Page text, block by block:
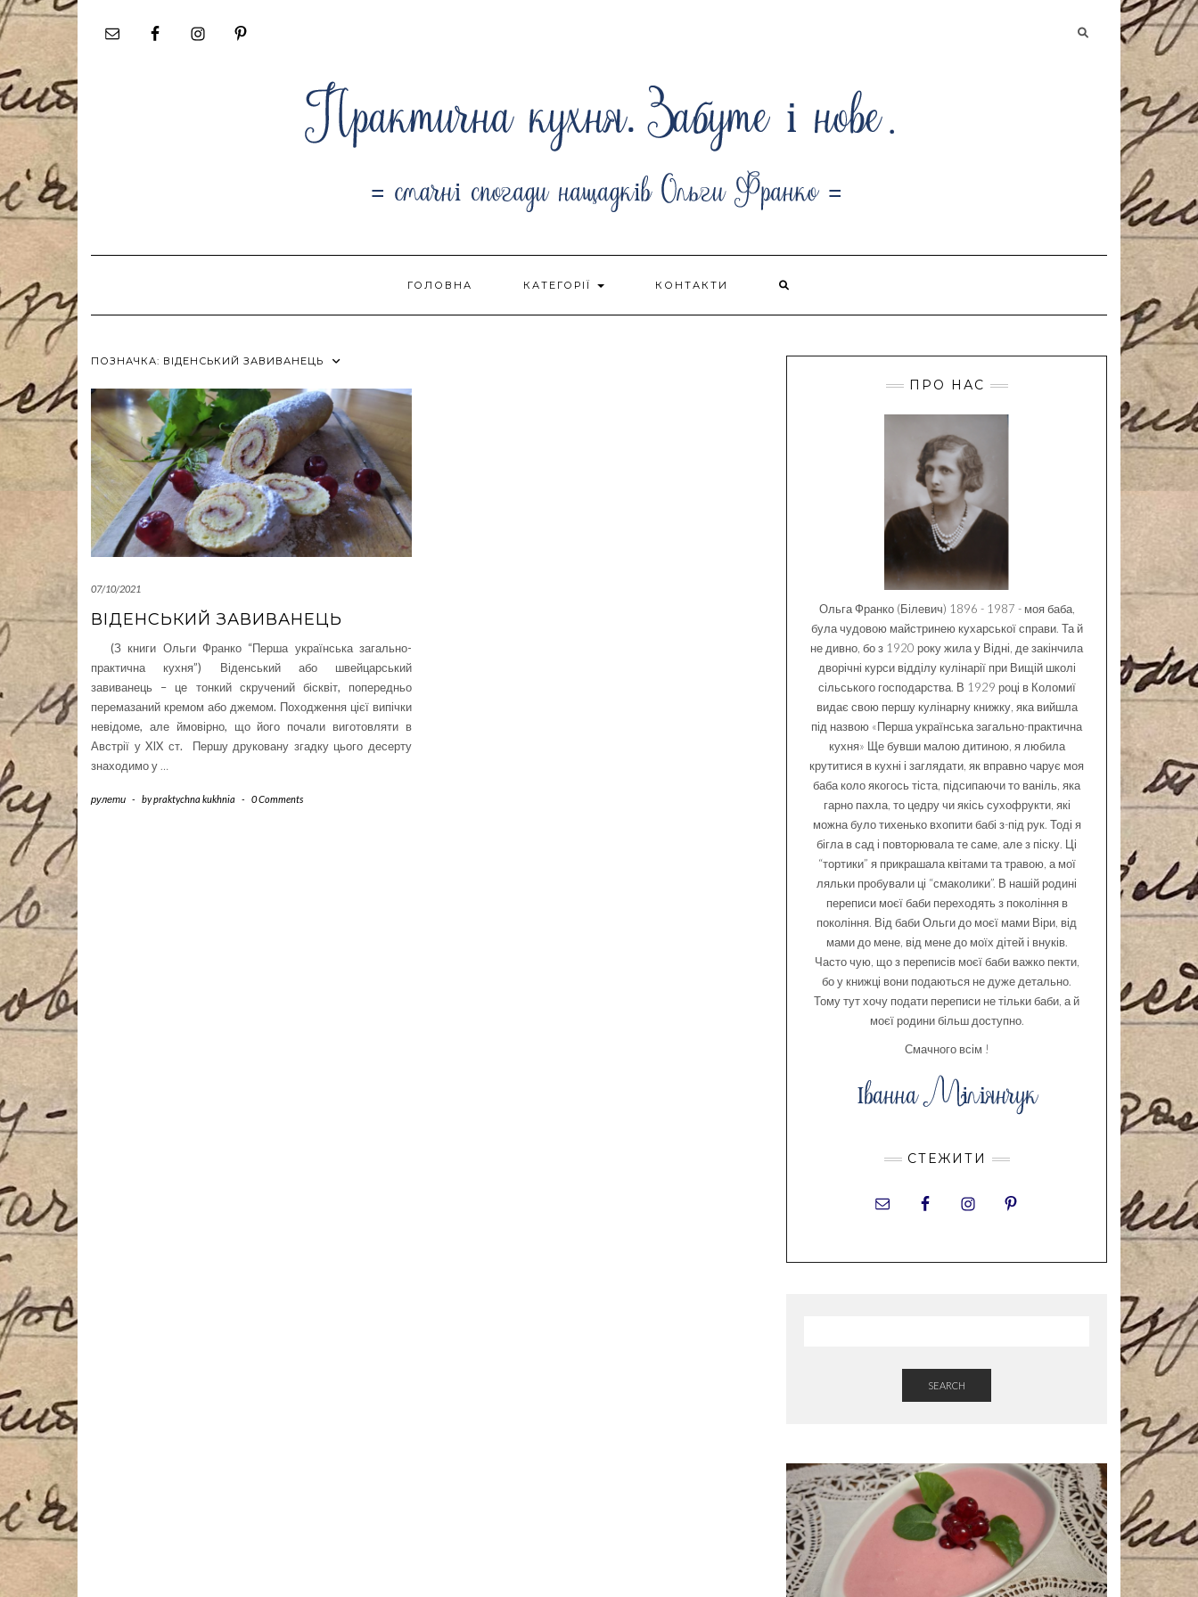
Skip
to
content
Searching
progress
ГОЛОВНА КАТЕГОРІЇ КОНТАКТИ
ПОЗНАЧКА: ВІДЕНСЬКИЙ ЗАВИВАНЕЦЬ
07/10/2021
ВІДЕНСЬКИЙ ЗАВИВАНЕЦЬ
(З книги Ольги Франко “Перша українська загально-
практична кухня”) Віденський або швейцарський
завиванець – це тонкий скручений бісквіт, попередньо
перемазаний кремом або джемом. Походження цієї випічки
невідоме, але ймовірно, що його почали виготовляти в
Австрії у XIX ст. Першу друковану згадку цього десерту
знаходимо у…
рулети - bypraktychna kukhnia - 0 Comments
ПРО НАС
Ольга Франко (Білевич) 1896 - 1987 - моя баба,
була чудовою майстринею кухарської справи. Та й
не дивно, бо з 1920 року жила у Відні, де закінчила
дворічні курси відділу кулінарії при Вищій школі
сільського господарства. В 1929 році в Коломиї
видає свою першу кулінарну книжку, яка вийшла
під назвою «Перша українська загально-практична
кухня» Ще бувши малою дитиною, я любила
крутитися в кухні і заглядати, як вправно чарує моя
баба коло якогось тіста, підсипаючи то ваніль, яка
гарно пахла, то цедру чи якісь сухофрукти, які
можна було тихенько вхопити бабі з-під рук. Тоді я
бігла в сад і повторювала те саме, але з піску. Ці
“тортики” я прикрашала квітами та травою, а мої
ляльки пробували ці “смаколики”. В нашій родині
переписи моєї баби переходять з покоління в
покоління. Від баби Ольги до моєї мами Віри, від
мами до мене, від мене до моїх дітей і внуків.
Часто чую, що з переписів моєї баби важко пекти,
бо у книжці вони подаються не дуже детально.
Тому тут хочу подати переписи не тільки баби, а й
моєї родини більш доступно.
Смачного всім !
СТЕЖИТИ
SEARCH